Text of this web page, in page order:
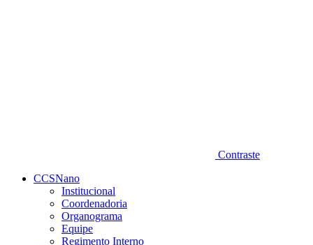
Contraste
CCSNano
Institucional
Coordenadoria
Organograma
Equipe
Regimento Interno